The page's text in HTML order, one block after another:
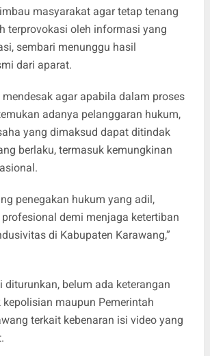
masyarakat agar tetap tenang
terprovokasi oleh informasi yang
sembari menunggu hasil
dari aparat.
mendesak agar apabila dalam proses
adanya pelanggaran hukum,
yang dimaksud dapat ditindak
berlaku, termasuk kemungkinan
penegakan hukum yang adil,
demi menjaga ketertiban
di Kabupaten Karawang,”
diturunkan, belum ada keterangan
maupun Pemerintah
terkait kebenaran isi video yang